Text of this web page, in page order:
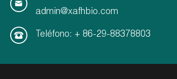
admin@xafhbio.com
Teléfono: + 86-29-88378803